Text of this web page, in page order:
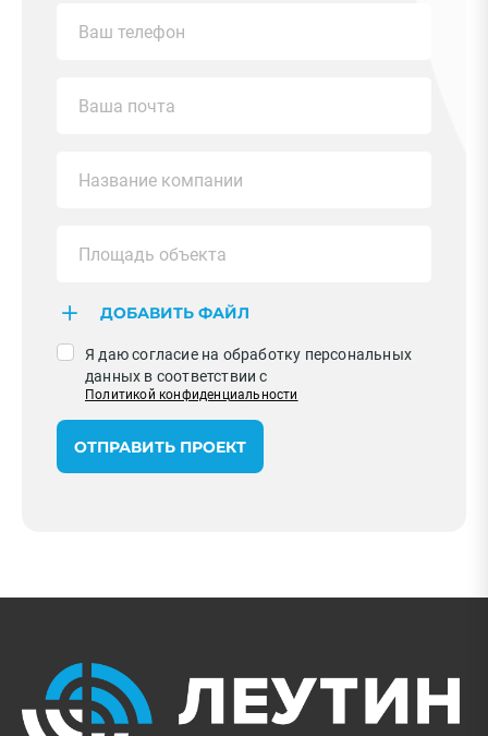
ДОБАВИТЬ ФАЙЛ
Я даю согласие на обработку персональных
данных в соответствии с
Политикой конфиденциальности
ОТПРАВИТЬ ПРОЕКТ